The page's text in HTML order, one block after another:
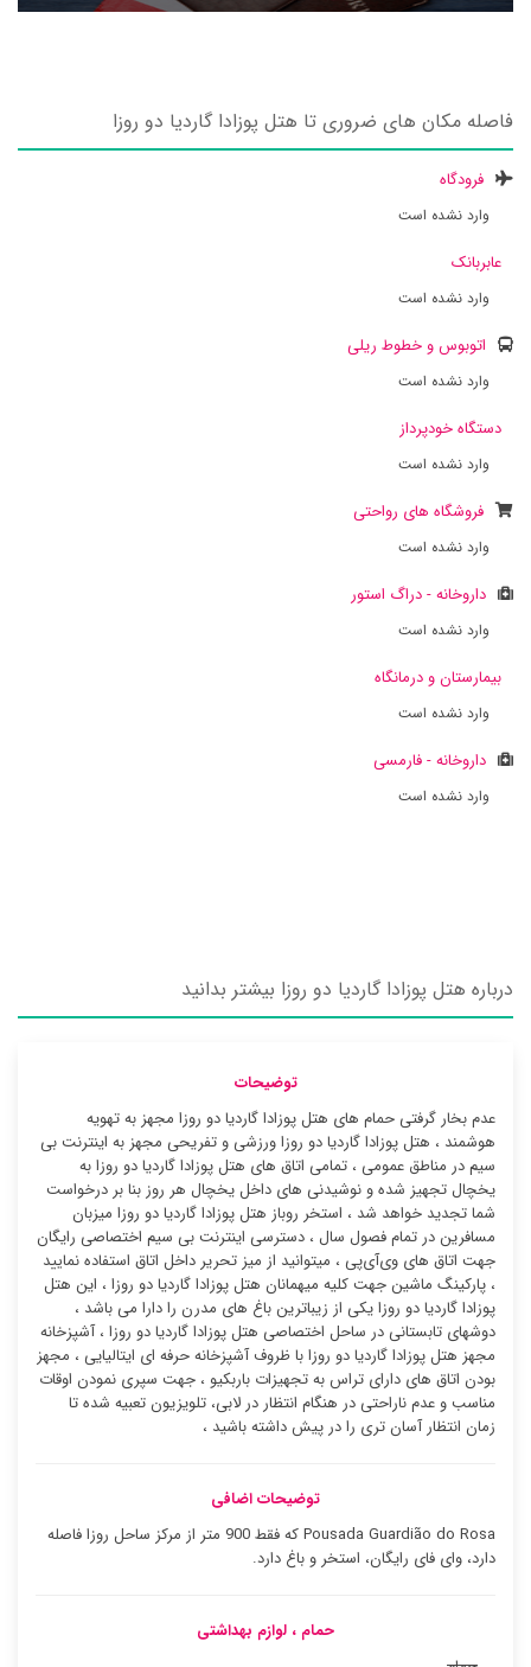
فاصله مکان های ضروری تا هتل پوزادا گاردیا دو روزا
فرودگاه
وارد نشده است
عابربانک
وارد نشده است
اتوبوس و خطوط ریلی
وارد نشده است
دستگاه خودپرداز
وارد نشده است
فروشگاه های رواحتی
وارد نشده است
داروخانه - دراگ استور
وارد نشده است
بیمارستان و درمانگاه
وارد نشده است
داروخانه - فارمسی
وارد نشده است
درباره هتل پوزادا گاردیا دو روزا بیشتر بدانید
توضیحات
عدم بخار گرفتی حمام های هتل پوزادا گاردیا دو روزا مجهز به تهویه
هوشمند ، هتل پوزادا گاردیا دو روزا ورزشی و تفریحی مجهز به اینترنت بی
سیم در مناطق عمومی ، تمامی اتاق های هتل پوزادا گاردیا دو روزا به
یخچال تجهیز شده و نوشیدنی های داخل یخچال هر روز بنا بر درخواست
شما تجدید خواهد شد ، استخر روباز هتل پوزادا گاردیا دو روزا میزبان
مسافرین در تمام فصول سال ، دسترسی اینترنت بی سیم اختصاصی رایگان
جهت اتاق های وی‌آی‌پی ، میتوانید از میز تحریر داخل اتاق استفاده نمایید
، پارکینگ ماشین جهت کلیه میهمانان هتل پوزادا گاردیا دو روزا ، این هتل
پوزادا گاردیا دو روزا یکی از زیباترین باغ های مدرن را دارا می باشد ،
دوشهای تابستانی در ساحل اختصاصی هتل پوزادا گاردیا دو روزا ، آشپزخانه
مجهز هتل پوزادا گاردیا دو روزا با ظروف آشپزخانه حرفه ای ایتالیایی ، مجهز
بودن اتاق های دارای تراس به تجهیزات باربکیو ، جهت سپری نمودن اوقات
مناسب و عدم ناراحتی در هنگام انتظار در لابی، تلویزیون تعبیه شده تا
زمان انتظار آسان تری را در پیش داشته باشید ،
توضیحات اضافی
Pousada Guardião do Rosa که فقط 900 متر از مرکز ساحل روزا فاصله
دارد، وای فای رایگان، استخر و باغ دارد.
حمام ، لوازم بهداشتی